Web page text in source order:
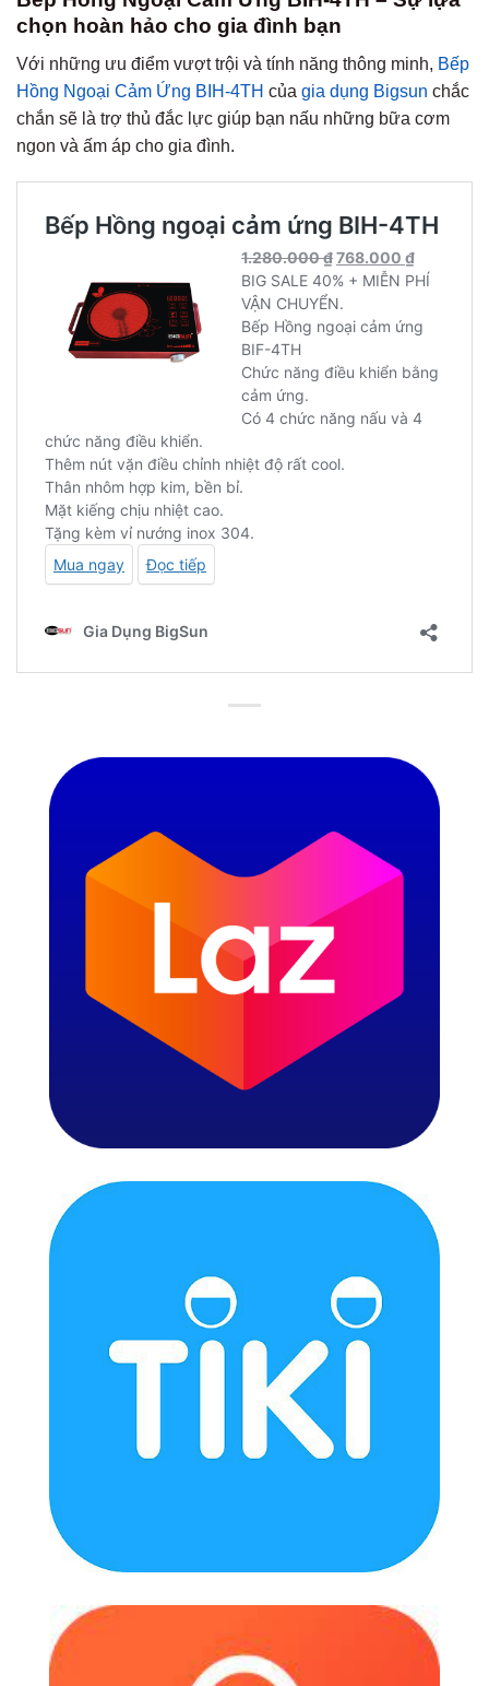
chọn hoàn hảo cho gia đình bạn
Với những ưu điểm vượt trội và tính năng thông minh, Bếp
Hồng Ngoại Cảm Ứng BIH-4TH của gia dụng Bigsun chắc
chắn sẽ là trợ thủ đắc lực giúp bạn nấu những bữa cơm
ngon và ấm áp cho gia đình.